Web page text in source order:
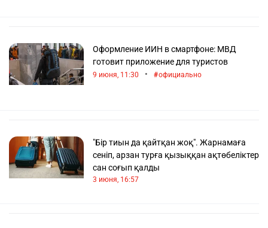
Оформление ИИН в смартфоне: МВД
готовит приложение для туристов
9 июня, 11:30 • официально
"Бір тиын да қайтқан жоқ". Жарнамаға
сеніп, арзан турға қызыққан ақтөбеліктер
сан соғып қалды
3 июня, 16:57